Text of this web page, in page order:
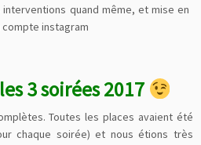
quand même, et mise en
instagram
3 soirées 2017
Toutes les places avaient été
chaque soirée) et nous étions très